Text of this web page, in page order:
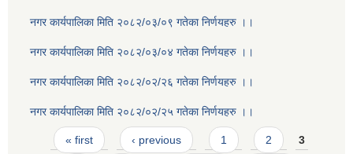
नगर कार्यपालिका मिति २०८२/०३/०९ गतेका निर्णयहरु ।।
नगर कार्यपालिका मिति २०८२/०३/०४ गतेका निर्णयहरु ।।
नगर कार्यपालिका मिति २०८२/०२/२६ गतेका निर्णयहरु ।।
नगर कार्यपालिका मिति २०८२/०२/२५ गतेका निर्णयहरु ।।
Pages
« first ‹ previous 1 2 3